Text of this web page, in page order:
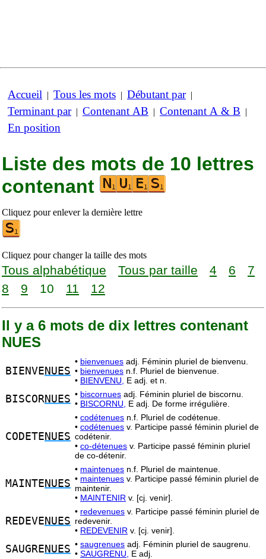
Accueil | Tous les mots | Débutant par|
Terminant par| Contenant AB | Contenant A & B |
En position
Liste des mots de 10 lettres
contenant
Cliquez pour enlever la dernière lettre
Cliquez pour changer la taille des mots
Tous alphabétique Tous par taille 4 6
7
8
9 10 11 12
Il y a 6 mots de dix lettres contenant
NUES
BIENVE NUES
• bienvenues adj. Féminin pluriel de bienvenu.
• bienvenues n.f. Pluriel de bienvenue.
• BIENVENU, E adj. et n.
BISCORNUES • biscornues adj. Féminin pluriel de biscornu.
• BISCORNU, E adj. De forme irrégulière.
CODETE NUES
• codétenues n.f. Pluriel de codétenue.
• codétenues v. Participe passé féminin pluriel de
codétenir.
• co-détenues v. Participe passé féminin pluriel
de co-détenir.
MAINTE NUES
• maintenues n.f. Pluriel de maintenue.
• maintenues v. Participe passé féminin pluriel de
maintenir.
• MAINTENIR v. [cj. venir].
REDEVE NUES
• redevenues v. Participe passé féminin pluriel de
redevenir.
• REDEVENIR v. [cj. venir].
SAUGRE NUES • saugrenues adj. Féminin pluriel de saugrenu.
• SAUGRENU, E adj.